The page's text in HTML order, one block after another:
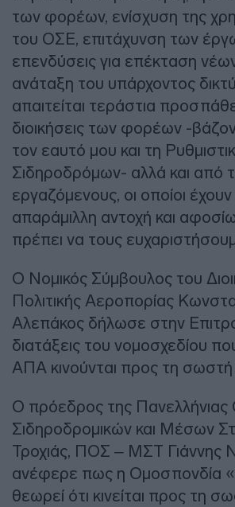
των φορέων, ενίσχυση της
του ΟΣΕ, επιτάχυνση των
επενδύσεις για επέκταση
ανάταξη του υπάρχοντος
απαιτείται τεράστια
διοικήσεις των φορέων -
τον εαυτό μου και τη
Σιδηροδρόμων- αλλά και από
εργαζόμενους, οι οποίοι έχουν
απαράμιλλη αντοχή και
πρέπει να τους
Ο Νομικός Σύμβουλος του
Πολιτικής Αεροπορίας
Αλεπάκος δήλωσε στην
διατάξεις του νομοσχεδίου
ΑΠΑ κινούνται προς τη
Ο πρόεδρος της
Σιδηροδρομικών και Μέσων
Τροχιάς, ΠΟΣ – ΜΣΤ Γιάννης
ανέφερε πως η Ομοσπονδία
θεωρεί ότι κινείται προς τη